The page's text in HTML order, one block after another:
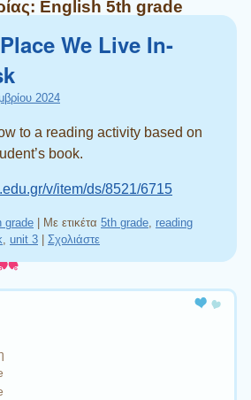
English 5th grade
We Live In-
2024
to a reading activity based on
book.
v/item/ds/8521/6715
grade Με ετικέτα 5th grade reading
unit 3 Σχολιάστε
άρθρων